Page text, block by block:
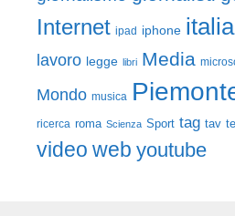
Internet ipad iphone italia
lavoro legge libri Media
Mondo musica
ricerca roma Scienza Sport tag tav
video web youtube